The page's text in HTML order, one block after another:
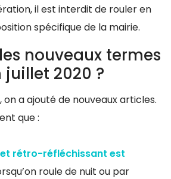
il est interdit de rouler en
spécifique de la mairie.
nouveaux termes
2020 ?
a ajouté de nouveaux articles.
que :
rétro-réfléchissant est
roule de nuit ou par